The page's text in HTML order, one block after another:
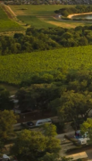
Blogovi